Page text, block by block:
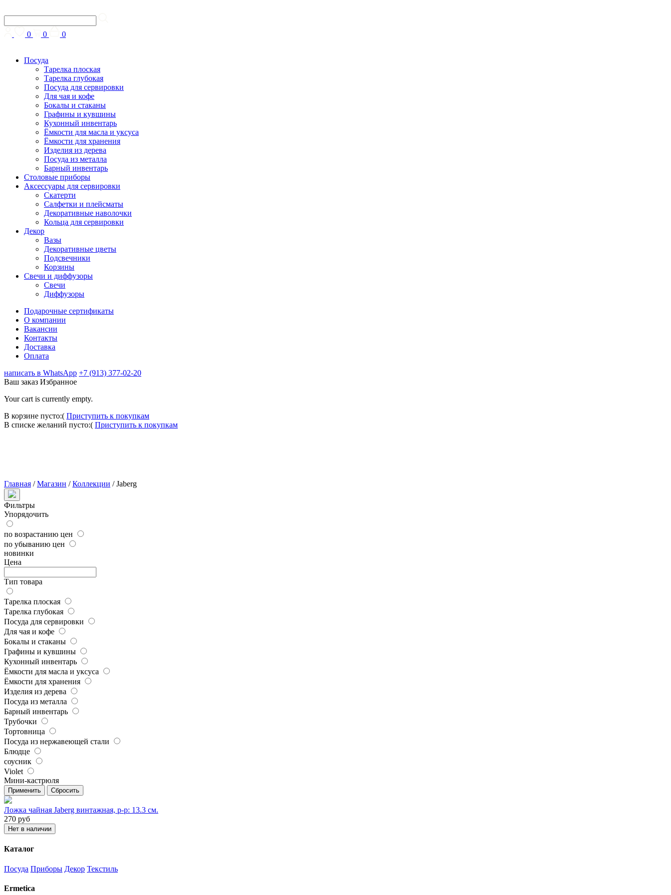
0 0 0
Посуда
Тарелка плоская
Тарелка глубокая
Посуда для сервировки
Для чая и кофе
Бокалы и стаканы
Графины и кувшины
Кухонный инвентарь
Ёмкости для масла и уксуса
Ёмкости для хранения
Изделия из дерева
Посуда из металла
Барный инвентарь
Столовые приборы
Аксессуары для сервировки
Скатерти
Cалфетки и плейсматы
Декоративные наволочки
Кольца для сервировки
Декор
Вазы
Декоративные цветы
Подсвечники
Корзины
Свечи и диффузоры
Свечи
Диффузоры
Подарочные сертификаты
О компании
Вакансии
Контакты
Доставка
Оплата
написать в WhatsApp +7 (913) 377-02-20
Ваш заказ Избранное
Your cart is currently empty.
В корзине пусто:( Приступить к покупкам
В списке желаний пусто:( Приступить к покупкам
Главная /Магазин /Коллекции /Jaberg
Фильтры
Упорядочить
по возрастанию цен
по убыванию цен
новинки
Цена
Тип товара
Тарелка плоская
Тарелка глубокая
Посуда для сервировки
Для чая и кофе
Бокалы и стаканы
Графины и кувшины
Кухонный инвентарь
Ёмкости для масла и уксуса
Ёмкости для хранения
Изделия из дерева
Посуда из металла
Барный инвентарь
Трубочки
Тортовница
Посуда из нержавеющей стали
Блюдце
соусник
Violet
Мини-кастрюля
Применить Сбросить
Ложка чайная Jaberg винтажная, р-р: 13.3 см.
270 руб
Нет в наличии
Каталог
Посуда Приборы Декор Текстиль
Ermetica